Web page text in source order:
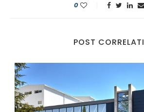
0
POST CORRELATI